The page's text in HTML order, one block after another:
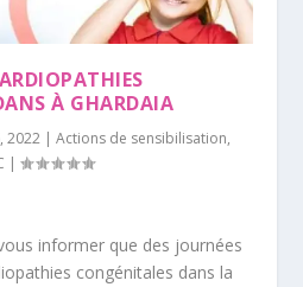
À GHARDAIA
2022 |Actions de sensibilisation,
|
informer que des journées
congénitales dans la